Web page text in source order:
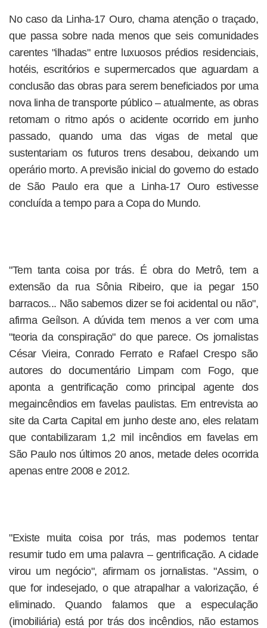
No caso da Linha-17 Ouro, chama atenção o traçado,
que passa sobre nada menos que seis comunidades
carentes "ilhadas" entre luxuosos prédios residenciais,
hotéis, escritórios e supermercados que aguardam a
conclusão das obras para serem beneficiados por uma
nova linha de transporte público – atualmente, as obras
retomam o ritmo após o acidente ocorrido em junho
passado, quando uma das vigas de metal que
sustentariam os futuros trens desabou, deixando um
operário morto. A previsão inicial do governo do estado
de São Paulo era que a Linha-17 Ouro estivesse
concluída a tempo para a Copa do Mundo.
"Tem tanta coisa por trás. É obra do Metrô, tem a
extensão da rua Sônia Ribeiro, que ia pegar 150
barracos... Não sabemos dizer se foi acidental ou não",
afirma Geílson. A dúvida tem menos a ver com uma
"teoria da conspiração" do que parece. Os jornalistas
César Vieira, Conrado Ferrato e Rafael Crespo são
autores do documentário Limpam com Fogo, que
aponta a gentrificação como principal agente dos
megaincêndios em favelas paulistas. Em entrevista ao
site da Carta Capital em junho deste ano, eles relatam
que contabilizaram 1,2 mil incêndios em favelas em
São Paulo nos últimos 20 anos, metade deles ocorrida
apenas entre 2008 e 2012.
"Existe muita coisa por trás, mas podemos tentar
resumir tudo em uma palavra – gentrificação. A cidade
virou um negócio", afirmam os jornalistas. "Assim, o
que for indesejado, o que atrapalhar a valorização, é
eliminado. Quando falamos que a especulação
(imobiliária) está por trás dos incêndios, não estamos